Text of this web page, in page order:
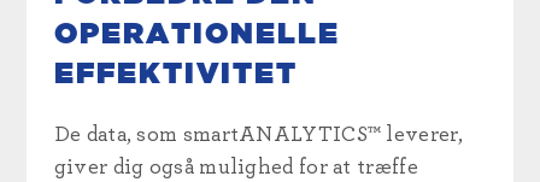
OPERATIONELLE
EFFEKTIVITET
De data, som smartANALYTICS™ leverer,
giver dig også mulighed for at træffe